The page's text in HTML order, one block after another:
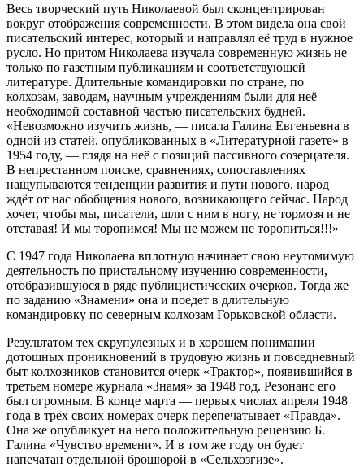
Весь творческий путь Николаевой был сконцентрирован
вокруг отображения современности. В этом видела она свой
писательский интерес, который и направлял её труд в нужное
русло. Но притом Николаева изучала современную жизнь не
только по газетным публикациям и соответствующей
литературе. Длительные командировки по стране, по
колхозам, заводам, научным учреждениям были для неё
необходимой составной частью писательских будней.
«Невозможно изучить жизнь, — писала Галина Евгеньевна в
одной из статей, опубликованных в «Литературной газете» в
1954 году, — глядя на неё с позиций пассивного созерцателя.
В непрестанном поиске, сравнениях, сопоставлениях
нащупываются тенденции развития и пути нового, народ
ждёт от нас обобщения нового, возникающего сейчас. Народ
хочет, чтобы мы, писатели, шли с ним в ногу, не тормозя и не
отставая! И мы торопимся! Мы не можем не торопиться!!!»
С 1947 года Николаева вплотную начинает свою неутомимую
деятельность по пристальному изучению современности,
отобразившуюся в ряде публицистических очерков. Тогда же
по заданию «Знамени» она и поедет в длительную
командировку по северным колхозам Горьковской области.
Результатом тех скрупулезных и в хорошем понимании
дотошных проникновений в трудовую жизнь и повседневный
быт колхозников становится очерк «Трактор», появившийся в
третьем номере журнала «Знамя» за 1948 год. Резонанс его
был огромным. В конце марта — первых числах апреля 1948
года в трёх своих номерах очерк перепечатывает «Правда».
Она же опубликует на него положительную рецензию Б.
Галина «Чувство времени». И в том же году он будет
напечатан отдельной брошюрой в «Сельхозгизе».